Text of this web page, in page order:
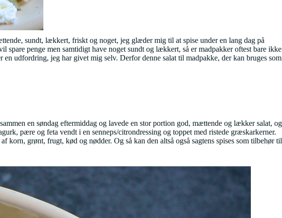
sundt, lækkert, friskt og noget, jeg glæder mig til at spise under en lang dag på
penge men samtidigt have noget sundt og lækkert, så er madpakker oftest bare ikke
udfordring, jeg har givet mig selv. Derfor denne salat til madpakke, der kan bruges som
en søndag eftermiddag og lavede en stor portion god, mættende og lækker salat, og
pære og feta vendt i en senneps/citrondressing og toppet med ristede græskarkerner.
grønt, frugt, kød og nødder. Og så kan den altså også sagtens spises som tilbehør til